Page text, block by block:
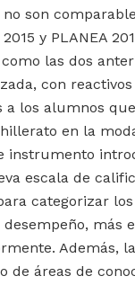
son
y PLANEA
como las dos
con
a los alumnos
en la
instrumento
escala de
categorizar
más
Además,
de áreas de